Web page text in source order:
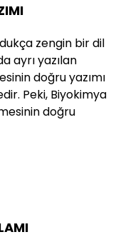
zengin bir dil
ayrı yazılan
doğru yazımı
Peki, Biyokimya
doğru